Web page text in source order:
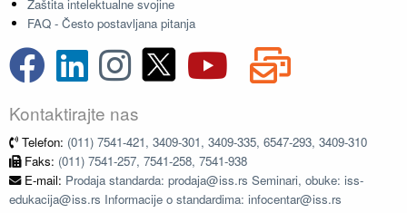
Zaštita intelektualne svojine
FAQ - Često postavljana pitanja
Kontaktirajte nas
Telefon: (011) 7541-421, 3409-301, 3409-335, 6547-293, 3409-310
Faks: (011) 7541-257, 7541-258, 7541-938
E-mail: Prodaja standarda: prodaja@iss.rs Seminari, obuke: iss-
edukacija@iss.rs Informacije o standardima: infocentar@iss.rs